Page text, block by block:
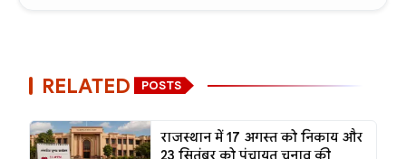
RELATED POSTS
राजस्थान में 17 अगस्त को निकाय और
23 सितंबर को पंचायत चुनाव की